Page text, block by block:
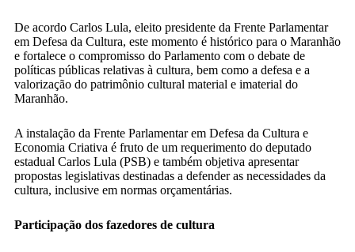
De acordo Carlos Lula, eleito presidente da Frente Parlamentar
em Defesa da Cultura, este momento é histórico para o Maranhão
e fortalece o compromisso do Parlamento com o debate de
políticas públicas relativas à cultura, bem como a defesa e a
valorização do patrimônio cultural material e imaterial do
Maranhão.
A instalação da Frente Parlamentar em Defesa da Cultura e
Economia Criativa é fruto de um requerimento do deputado
estadual Carlos Lula (PSB) e também objetiva apresentar
propostas legislativas destinadas a defender as necessidades da
cultura, inclusive em normas orçamentárias.
Participação dos fazedores de cultura